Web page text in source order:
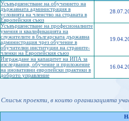
Усъвършенстване на обучението на
държавната администрация в
условията на членство на страната в
Европейския съюз
Усъвършенстване на професионалните
умения и квалификацията на
служителите в българската държавна
администрация чрез обучение в
обучителни институции на страните-
членки на Европейския съюз
Изграждане на капацитет на ИПА за
изследвания, обучение и приложение
на иновативни европейски практики в
доброто управление
Списък проекти, в които организацията